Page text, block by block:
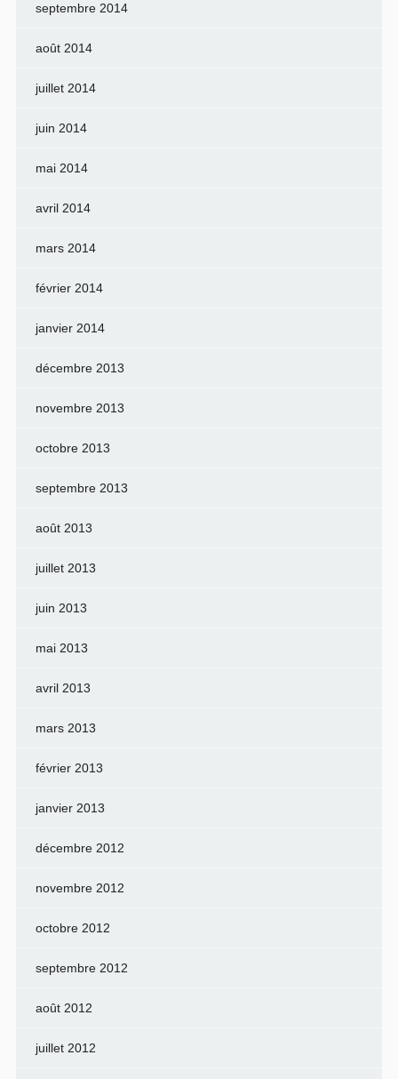
septembre 2014
août 2014
juillet 2014
juin 2014
mai 2014
avril 2014
mars 2014
février 2014
janvier 2014
décembre 2013
novembre 2013
octobre 2013
septembre 2013
août 2013
juillet 2013
juin 2013
mai 2013
avril 2013
mars 2013
février 2013
janvier 2013
décembre 2012
novembre 2012
octobre 2012
septembre 2012
août 2012
juillet 2012